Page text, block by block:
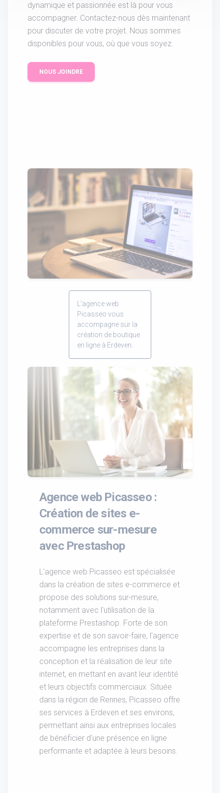
dynamique et passionnée est là pour vous
accompagner. Contactez-nous dès maintenant
pour discuter de votre projet. Nous sommes
disponibles pour vous, où que vous soyez.
NOUS JOINDRE
L'agence web
Picasseo vous
accompagne sur la
création de boutique
en ligne à Erdeven.
Agence web Picasseo :
Création de sites e-
commerce sur-mesure
avec Prestashop
L'agence web Picasseo est spécialisée
dans la création de sites e-commerce et
propose des solutions sur-mesure,
notamment avec l'utilisation de la
plateforme Prestashop. Forte de son
expertise et de son savoir-faire, l'agence
accompagne les entreprises dans la
conception et la réalisation de leur site
internet, en mettant en avant leur identité
et leurs objectifs commerciaux. Située
dans la région de Rennes, Picasseo offre
ses services à Erdeven et ses environs,
permettant ainsi aux entreprises locales
de bénéficier d'une présence en ligne
performante et adaptée à leurs besoins.